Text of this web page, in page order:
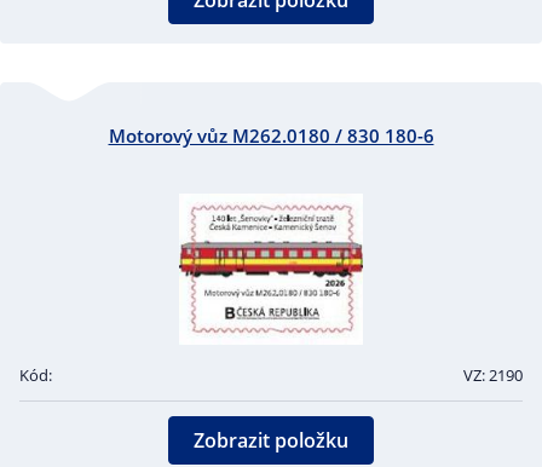
Motorový vůz M262.0180 / 830 180-6
Kód: VZ: 2190
Zobrazit položku